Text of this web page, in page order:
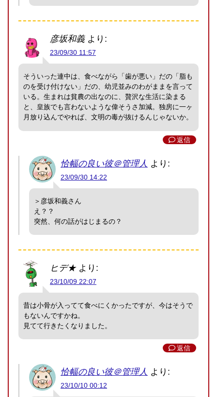
彦坂和義 より:
23/09/30 11:57
そういった連中は、食べながら「歯が悪い」だの「脂も
のを受け付けない」だの、幼児並みのわがままを言って
いる。生まれは貧農の出なのに、贅沢な生活に染まる
と、皇族でも言わないような偉そうさ加減。独房に一ヶ
月放り込んでやれば、文明の毒が抜けるんじゃないか。
返信
恰幅の良い彼＠管理人 より:
23/09/30 14:22
＞彦坂和義さん
え？？
突然、何の話がはじまるの？
ヒデ★ より:
23/10/09 22:07
昔は小骨が入ってて食べにくかったですが、今はそうで
もないんですかね。
見てて行きたくなりました。
返信
恰幅の良い彼＠管理人 より:
23/10/10 00:12